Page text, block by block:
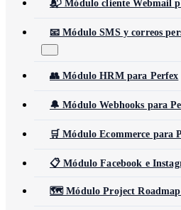
📬 Módulo cliente Webmail
📧 Módulo SMS y correos
👥 Módulo HRM para Perfex
🔔 Módulo Webhooks para
🛒 Módulo Ecommerce para
📋 Módulo Facebook e
🗺️ Módulo Project Roadmap